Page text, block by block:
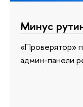
Минус
«Проверятор»
админ-панели